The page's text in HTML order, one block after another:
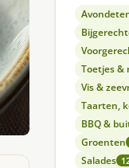
Toetjes &
Vis &
Taarten,
BBQ &
Groenten
Salades